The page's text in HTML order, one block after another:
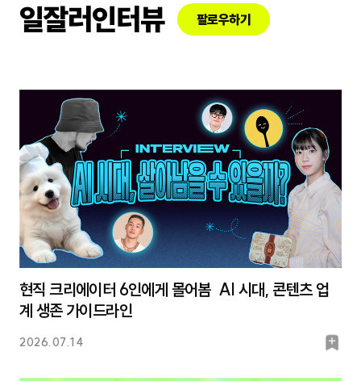
일잘러인터뷰 팔로우하기
현직 크리에이터 6인에게 몰어봄 AI 시대, 콘텐츠 업
계 생존 가이드라인
2026.07.14
북